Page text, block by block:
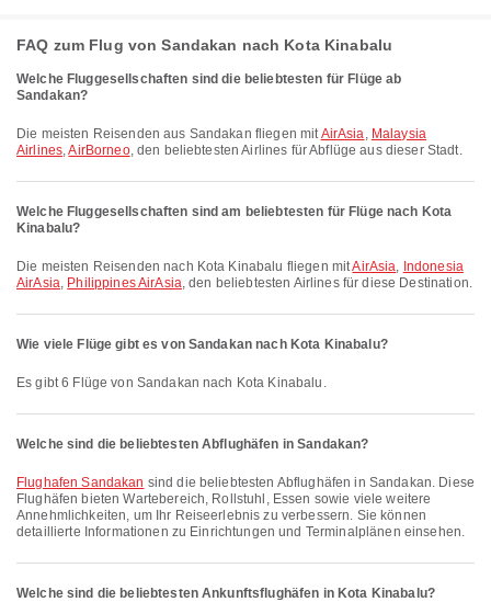
FAQ zum Flug von Sandakan nach Kota Kinabalu
Welche Fluggesellschaften sind die beliebtesten für Flüge ab
Sandakan?
Die meisten Reisenden aus Sandakan fliegen mitAirAsia, Malaysia
Airlines,AirBorneo, den beliebtesten Airlines für Abflüge aus dieser Stadt.
Welche Fluggesellschaften sind am beliebtesten für Flüge nach Kota
Kinabalu?
Die meisten Reisenden nach Kota Kinabalu fliegen mitAirAsia, Indonesia
AirAsia, Philippines AirAsia, den beliebtesten Airlines für diese Destination.
Wie viele Flüge gibt es von Sandakan nach Kota Kinabalu?
Es gibt 6 Flüge von Sandakan nach Kota Kinabalu.
Welche sind die beliebtesten Abflughäfen in Sandakan?
Flughafen Sandakan sind die beliebtesten Abflughäfen in Sandakan. Diese
Flughäfen bieten Wartebereich, Rollstuhl, Essen sowie viele weitere
Annehmlichkeiten, um Ihr Reiseerlebnis zu verbessern. Sie können
detaillierte Informationen zu Einrichtungen und Terminalplänen einsehen.
Welche sind die beliebtesten Ankunftsflughäfen in Kota Kinabalu?